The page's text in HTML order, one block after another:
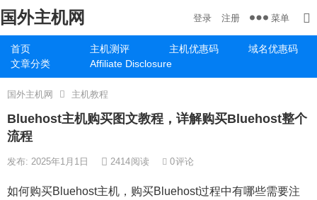
国外主机网
首页 主机测评 主机优惠码
域名优惠码
文章分类
Affiliate Disclosure
登录 注册 菜单
国外主机网 主机教程
Bluehost主机购买图文教程，详解购买Bluehost整个
流程
发布: 2025年1月1日 2414阅读 0评论
如何购买Bluehost主机，购买Bluehost过程中有哪些需要注